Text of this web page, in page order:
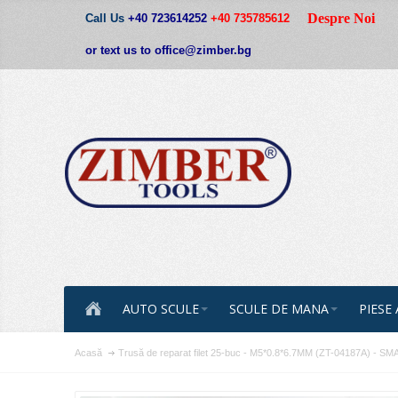
Call Us +40 723614252 +40 735785612
or text us to office@zimber.bg
Despre Noi
AUTO SCULE SCULE DE MANA
Acasă Trusă de reparat filet 25-buc - M5*0.8*6.7MM (ZT-04187A) -